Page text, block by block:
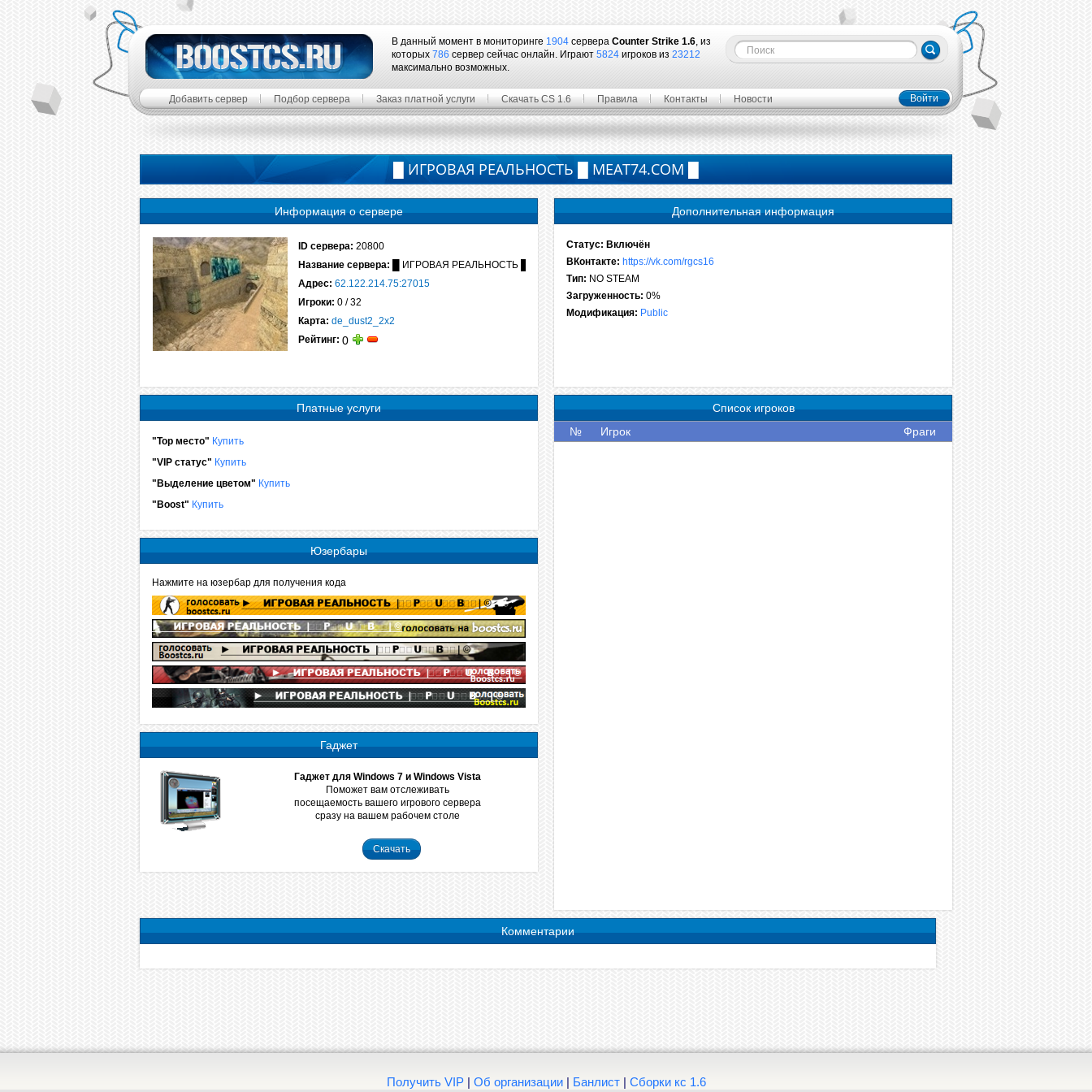
В данный момент в мониторинге 1904 сервера Counter Strike 1.6, из
которых 786 сервер сейчас онлайн. Играют 5824 игроков из 23212
максимально возможных.
Добавить сервер Подбор сервера Заказ платной услуги Скачать CS 1.6 Правила Контакты Новости Войти
█ ИГРОВАЯ РЕАЛЬНОСТЬ █ MEAT74.COM █
Информация о сервере
ID сервера: 20800
Название сервера: █ ИГРОВАЯ РЕАЛЬНОСТЬ █ MEAT74.COM █
Адрес: 62.122.214.75:27015
Игроки: 0 / 32
Карта: de_dust2_2x2
Рейтинг: 0
Платные услуги
"Top место" Купить
"VIP статус" Купить
"Выделение цветом" Купить
"Boost" Купить
Юзербары
Нажмите на юзербар для получения кода
Гаджет
Гаджет для Windows 7 и Windows Vista
Поможет вам отслеживать
посещаемость вашего игрового сервера
сразу на вашем рабочем столе
Скачать
Дополнительная информация
Статус: Включён
ВКонтакте: https://vk.com/rgcs16
Тип: NO STEAM
Загруженность: 0%
Модификация: Public
Список игроков
№
Игрок Фраги
Комментарии
Получить VIP| Об организации| Банлист| Сборки кс 1.6